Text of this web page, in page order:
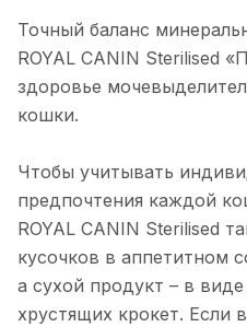
Точный баланс
ROYAL CANIN Sterilised
здоровье
кошки.
Чтобы учитывать
предпочтения каждой
ROYAL CANIN Sterilised
кусочков в аппетитном
а сухой продукт – в
хрустящих крокет. Если